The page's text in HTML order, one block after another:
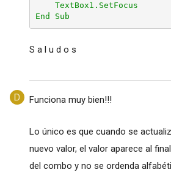
TextBox1.SetFocus
End Sub
S a l u d o s
Funciona muy bien!!!
Lo único es que cuando se
nuevo valor, el valor aparece al
del combo y no se ordenda